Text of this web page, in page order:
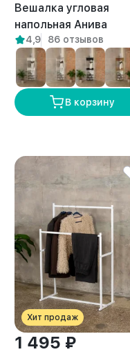
Вешалка угловая
напольная Анива
белый/амаретто
4,9 86 отзывов
В корзину
Хит продаж
1 495 ₽